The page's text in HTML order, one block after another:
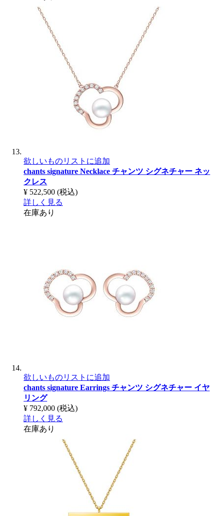
欲しいものリストに追加
chants signature Necklace チャンツ シグネチャー ネッ
クレス
¥ 522,500 (税込)
詳しく見る
在庫あり
欲しいものリストに追加
chants signature Earrings チャンツ シグネチャー イヤ
リング
¥ 792,000 (税込)
詳しく見る
在庫あり